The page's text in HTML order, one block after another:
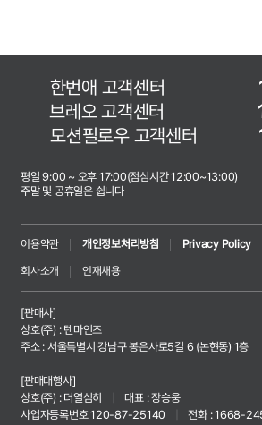
한번애 고객센터
브레오 고객센터
모션필로우 고객센터
평일 9:00 ~ 오후 17:00(점심시간 12:00~13:00)
주말 및 공휴일은 쉽니다
이용약관 개인정보처리방침 Privacy Policy
회사소개
인재채용
[판매사]
상호(주) : 텐마인즈
주소 : 서울특별시 강남구 봉은사로5길 6 (논현동) 1층
[판매대행사]
상호(주) : 더열심히
대표 : 장승웅
사업자등록번호 120-87-25140
전화 : 1668-